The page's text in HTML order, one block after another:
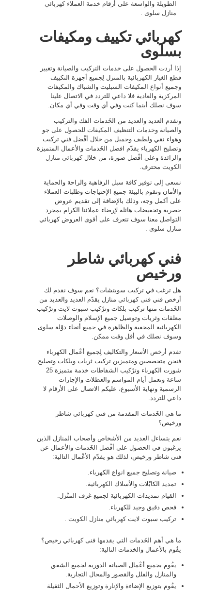
الطويلة والواسعة على أرقام خدمة العملاءكهربائي
منازل سلوى .
كهربائي تكييف ومكيفات
بسلوى
إذا أردت الحصول على خدمات التركيب والصيانة وتغيير
قطع الغيار الكهربائية بالمنزل لِجميع أجهزة التكييف
وجميع أنواع المكيفات السبليت والشباك والمكيفات
المركزية والعادية فلا داعي للتردد في الاتصال علينا
سوف نصلك أينما كنت وفي أي وقت وفي أي مكان.
ونقدم العديد والعديد من الخَدمات الفك والتركيب
والصيانة وخدمات التنظيف المكيفات للحصول على جو
وهواء نقي ولطيف وجميل من خلال أفْضل فني تركيب
وتصليح الكهرباء يقدّم افضل الخَدمات والأعمال المتميزة
والرائدة وعلى أفْضل صورة، من خلالكهربائي منازل
الكويت محترف.
نسعى إلى توفير كافة سبل الرفاهية والراحة والحماية
والأمان ونقوم بالبيئة جميع الإحتياجات وطلبات العملاء
على أكمل وجه، وذلك بالإضافة إلى تقديم عروض
حصرية وتخفيضات هائلة لإرضاء عملائنا الكرام بمجرد
التواصل معنا سوف تتعرف على أقوى العروض كهربائي
منازل سلوى .
فني كهربائي شاطر
ورخيص
هل ترغب في تركيب سويتشات؟ نعم سوف نقدم لك
أرخص فني فنى كهربائي منازل يقدّم العديد والعديد من
الخَدمات منها تركيب بلكات وترْكيب سبوت لايت وترْكيب
معلقات وثريات وتوصيل جميع الإسلام والوصلات
الكهربائية المخفية والظاهرة في جميع أنحاء دوْلة سلوى
وسوف نصلك في أقل وقت ممكن.
تقدم أرخص الأسعار والتكاليف لِجميع أعْمال الكهرباء
فنحن متخصصين ومتميزين تركيب ثريات وبلكات وتصليح
شورت الكهرباء وترْكيب الشفاطات خدمة متميزة 25
ساعة ونعمل أيام المواسم والعطلات والإجازات
الرسمية ونهاية الأسبوع، عليكم الاتصال على الأرقام لا
داعي للتردد.
ما هي الخَدمات المقدمة من فني كهربائي شاطر
ورخيص؟
نعم يتساءل العديد من الأشخاص وأصحاب المنازل الذين
يرغبون في الحصول على أفْضل الخَدمات والأعمال عن
فنى شاطر ورخيص، لذلك هو يقدّم الأعْمال التالية:
صيانة وتصليح جميع انواع الكهرباء.
تمديد الكابْلات والأسلاك الكهربائية.
القيام تمديدات الكهربائية لجميع غرف المنْزل.
فحص دقيق وجيد للكهرباء.
تركيب سبوت لايتكهربائي منازل الكويت
ما هي أهم الخَدمات التي يقدمها فنى كهربائي رخيص؟
يقُوم بالأعمال والخدمات التالية:
يقُوم بجميع أعْمال الصيانة الدورية لجميع الشقق
والمنازل والفلل والقصور والمحال التجارية.
يقُوم بتوزيع الإضاءة والإنارة وتوزيع الأحمال الثقيلة